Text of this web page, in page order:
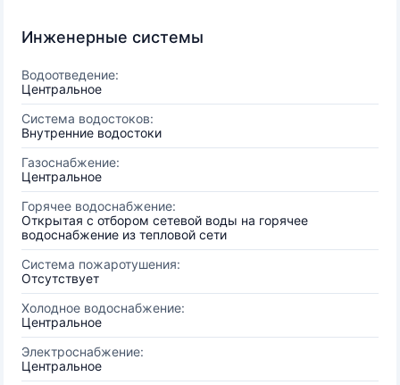
Инженерные системы
Водоотведение:
Центральное
Система водостоков:
Внутренние водостоки
Газоснабжение:
Центральное
Горячее водоснабжение:
Открытая с отбором сетевой воды на горячее
водоснабжение из тепловой сети
Система пожаротушения:
Отсутствует
Холодное водоснабжение:
Центральное
Электроснабжение:
Центральное